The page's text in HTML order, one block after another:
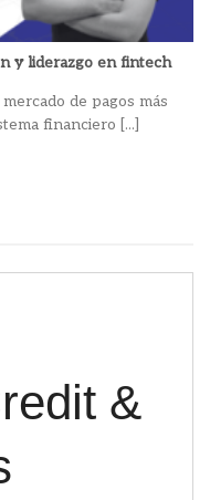
&
y liderazgo en fintech
de pagos más
financiero [...]